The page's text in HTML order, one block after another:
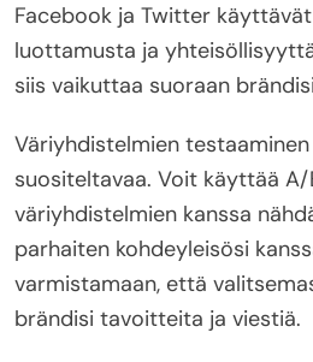
Facebook ja Twitter
luottamusta ja
siis vaikuttaa suoraan
Väriyhdistelmien
suositeltavaa. Voit käyttää
väriyhdistelmien kanssa
parhaiten kohdeyleisösi
varmistamaan, että
brändisi tavoitteita ja viestiä.